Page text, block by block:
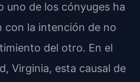
uno de los cónyuges ha
con la intención de no
del otro. En el
Virginia, esta causal de